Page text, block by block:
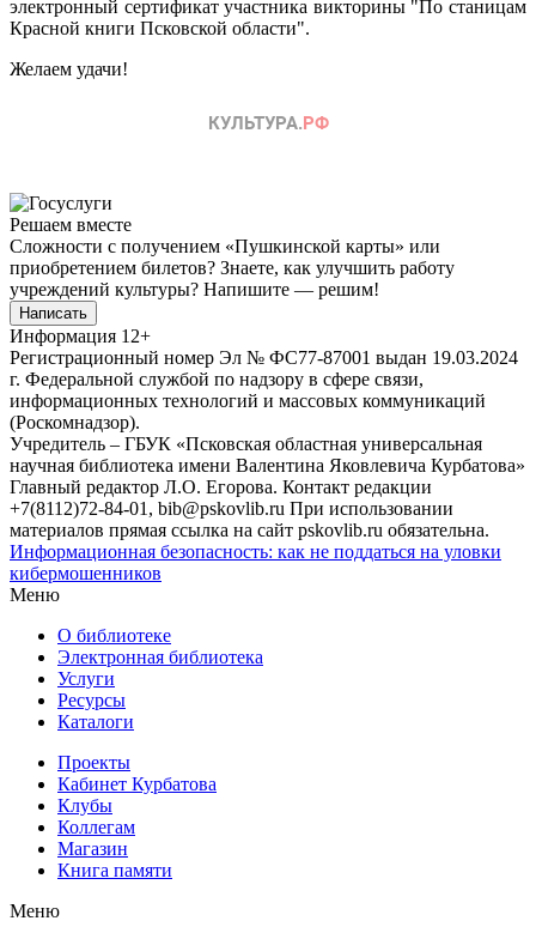
электронный сертификат участника викторины "По станицам
Красной книги Псковской области".
Желаем удачи!
Решаем вместе
Сложности с получением «Пушкинской карты» или
приобретением билетов? Знаете, как улучшить работу
учреждений культуры? Напишите — решим!
Написать
Информация 12+
Регистрационный номер Эл № ФС77-87001 выдан 19.03.2024
г. Федеральной службой по надзору в сфере связи,
информационных технологий и массовых коммуникаций
(Роскомнадзор).
Учредитель – ГБУК «Псковская областная универсальная
научная библиотека имени Валентина Яковлевича Курбатова»
Главный редактор Л.О. Егорова. Контакт редакции
+7(8112)72-84-01, bib@pskovlib.ru При использовании
материалов прямая ссылка на сайт pskovlib.ru обязательна.
Информационная безопасность: как не поддаться на уловки
кибермошенников
Меню
О библиотеке
Электронная библиотека
Услуги
Ресурсы
Каталоги
Проекты
Кабинет Курбатова
Клубы
Коллегам
Магазин
Книга памяти
Меню